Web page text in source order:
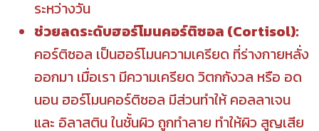
ระหว่างวัน
ช่วยลดระดับฮอร์โมนคอร์ติซอล (Cortisol):
คอร์ติซอล เป็นฮอร์โมนความเครียด ที่ร่างกายหลั่ง
ออกมา เมื่อเรา มีความเครียด วิตกกังวล หรือ อด
นอน ฮอร์โมนคอร์ติซอล มีส่วนทำให้ คอลลาเจน
และ อิลาสติน ในชั้นผิว ถูกทำลาย ทำให้ผิว สูญเสีย